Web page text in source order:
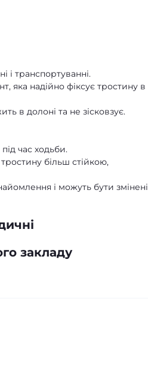
і транспортуванні.
яка надійно фіксує тростину в
в долоні та не зісковзує.
час ходьби.
більш стійкою,
і можуть бути змінені
закладу